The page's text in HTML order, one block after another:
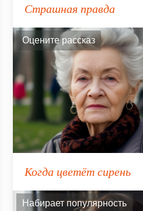
Страшная правда
Оцените рассказ
Когда цветёт сирень
Набирает популярность